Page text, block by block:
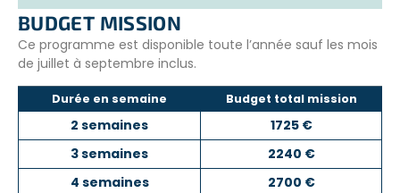
BUDGET MISSION
Ce programme est disponible toute l’année sauf les mois
de juillet à septembre inclus.
Durée en semaine Budget total mission
2 semaines
1725 €
3 semaines
2240 €
4 semaines
2700 €